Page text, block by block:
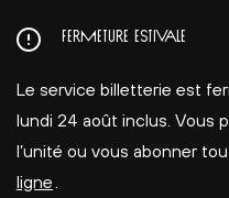
au
principal
FERMETURE ESTIVALE
Le service billetterie est
lundi 24 août inclus. Vous
l’unité ou vous abonner
ligne